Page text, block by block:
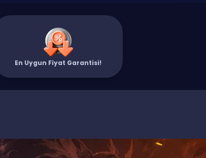
En Uygun Fiyat Garantisi!